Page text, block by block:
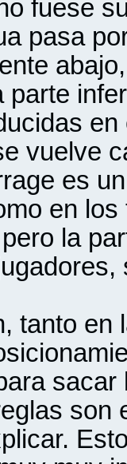
fuese
pasa
parte
vuelve
es
en
la
tanto en
son